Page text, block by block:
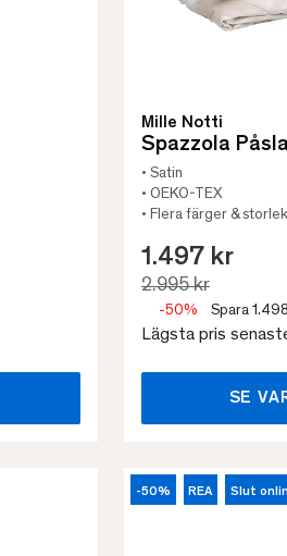
Mille Notti
Spazzola
• Satin
• OEKO-TEX
• Flera färger &
1.497 kr
2.995 kr
-50% Spara
Lägsta pris
SE
-50% REA Slut